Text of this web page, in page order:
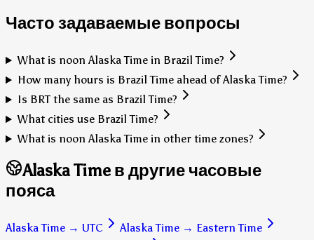
Часто задаваемые вопросы
What is noon Alaska Time in Brazil Time?
How many hours is Brazil Time ahead of Alaska Time?
Is BRT the same as Brazil Time?
What cities use Brazil Time?
What is noon Alaska Time in other time zones?
Alaska Time в другие часовые
пояса
Alaska Time → UTC Alaska Time → Eastern Time